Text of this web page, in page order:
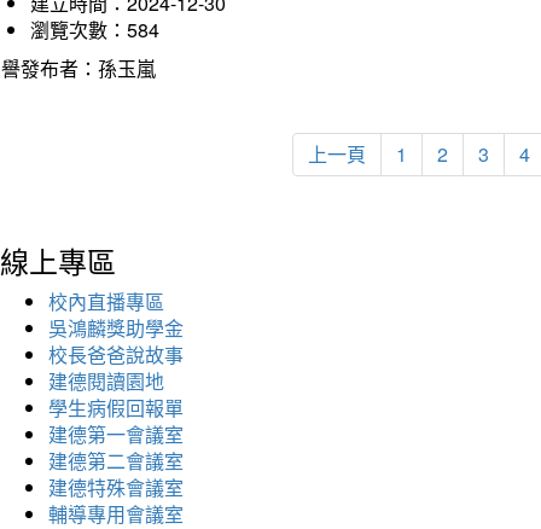
瀏覽次數：584
發布者：孫玉嵐
上一頁 1 2 3 4
線上專區
校內直播專區
吳鴻麟獎助學金
校長爸爸說故事
建德閱讀園地
學生病假回報單
建德第一會議室
建德第二會議室
建德特殊會議室
輔導專用會議室